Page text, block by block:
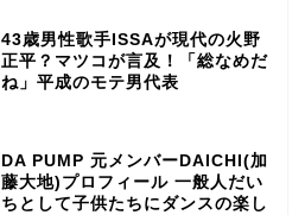
43歳男性歌手ISSAが現代の火野
正平？マツコが言及！「総なめだ
ね」平成のモテ男代表
DA PUMP 元メンバーDAICHI(加
藤大地)プロフィール 一般人だい
ちとして子供たちにダンスの楽し